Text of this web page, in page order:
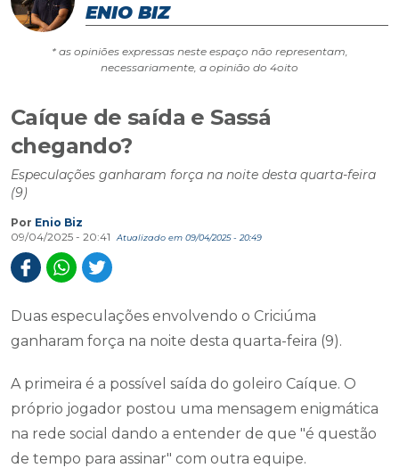
ENIO BIZ
* as opiniões expressas neste espaço não representam,
necessariamente, a opinião do 4oito
Caíque de saída e Sassá
chegando?
Especulações ganharam força na noite desta quarta-feira
(9)
Por Enio Biz
09/04/2025 - 20:41
Atualizado em 09/04/2025 - 20:49
Duas especulações envolvendo o Criciúma
ganharam força na noite desta quarta-feira (9).
A primeira é a possível saída do goleiro Caíque. O
próprio jogador postou uma mensagem enigmática
na rede social dando a entender de que "é questão
de tempo para assinar" com outra equipe.